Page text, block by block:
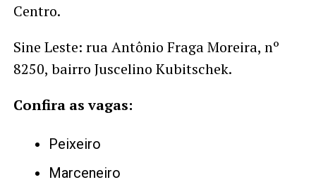
Centro.
Sine Leste: rua Antônio Fraga Moreira, nº
8250, bairro Juscelino Kubitschek.
Confira as vagas:
Peixeiro
Marceneiro